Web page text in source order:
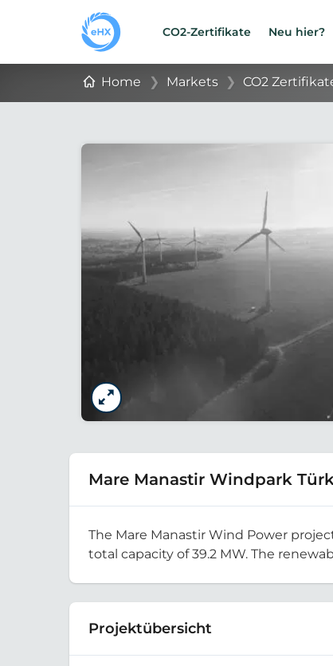
CO2-Zertifikate Neu hier?
Home ❯ Markets ❯ CO2
Mare Manastir Windpark
The Mare Manastir Wind Power
total capacity of 39.2 MW. The
Projektübersicht